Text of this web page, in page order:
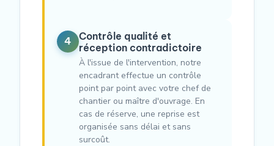
4
Contrôle qualité et
réception contradictoire
À l'issue de l'intervention, notre
encadrant effectue un contrôle
point par point avec votre chef de
chantier ou maître d'ouvrage. En
cas de réserve, une reprise est
organisée sans délai et sans
surcoût.